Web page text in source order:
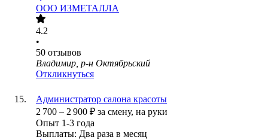
ООО ИЗМЕТАЛЛА
4.2
•
50 отзывов
Владимир, р-н Октябрьский
Откликнуться
Администратор салона красоты
2 700 – 2 900 ₽ за смену, на руки
Опыт 1-3 года
Выплаты: Два раза в месяц